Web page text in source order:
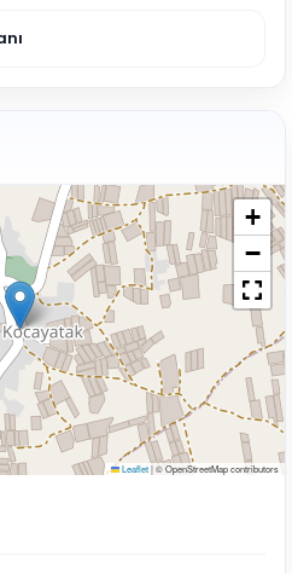
+
−
Leaflet|© OpenStreetMap contributors